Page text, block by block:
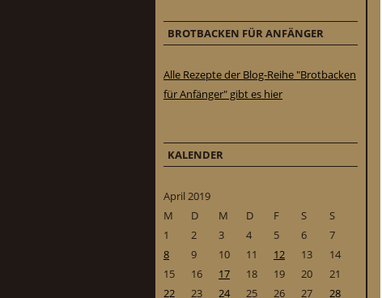
BROTBACKEN FÜR ANFÄNGER
Alle Rezepte der Blog-Reihe "Brotbacken
für Anfänger" gibt es hier
KALENDER
April 2019
M
D M D F S
S
1
2 3 4 5 6
7
8
9 10 11 12 13
14
15
16 17 18 19 20
21
22
23 24 25 26 27
28